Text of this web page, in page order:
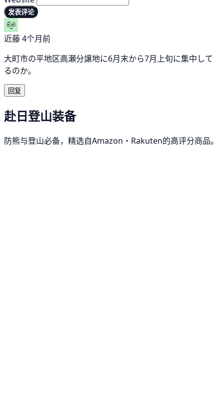
发表评论
近藤4个月前
大町市の平地区高瀬分譲地に6月末から7月上旬に集中して
るのか。
回复
赴日登山装备
防熊与登山必备，精选自Amazon・Rakuten的高评分商品。